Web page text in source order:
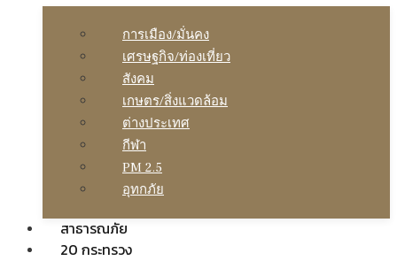
การเมือง/มั่นคง
เศรษฐกิจ/ท่องเที่ยว
สังคม
เกษตร/สิ่งแวดล้อม
ต่างประเทศ
กีฬา
PM 2.5
อุทกภัย
สาธารณภัย
20 กระทรวง